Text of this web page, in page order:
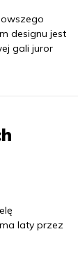
designu jest
gali juror
laty przez